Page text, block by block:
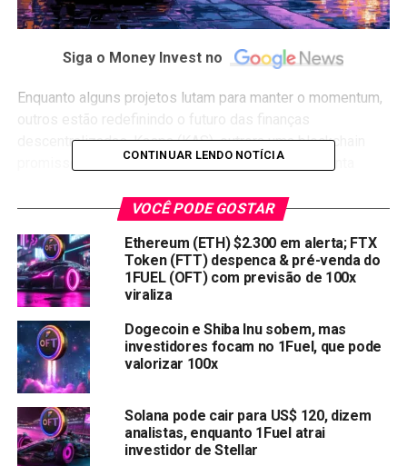
Siga o Money Invest no
Enquanto alguns projetos lutam para manter o momentum,
outros estão redefinindo o futuro das finanças
descentralizadas.Kaspa(KAS), outrora uma blockchain
promissora com tecnologia inovadora, agora enfrenta
oportunidades.
Enquanto isso, um novo concorrente, , está sendo
comparado a gigantes estabelecidos como Chainlink
(LINK) por suas inovações revolucionárias. Com $1,73
milhão já arrecadados na pré-venda, poderia 1Fuel ser o
próximo grande disruptor? Vamos descobrir!
A promessa vs. a realidade da
Kaspa: Onde deu errado
Kaspa (KAS) buscou resolver problemas como tempos de
CONTINUAR LENDO NOTÍCIA
VOCÊ PODE GOSTAR
Ethereum (ETH) $2.300 em alerta; FTX
Token (FTT) despenca & pré-venda do
1FUEL (OFT) com previsão de 100x
viraliza
Dogecoin e Shiba Inu sobem, mas
investidores focam no 1Fuel, que pode
valorizar 100x
Solana pode cair para US$ 120, dizem
analistas, enquanto 1Fuel atrai
investidor de Stellar